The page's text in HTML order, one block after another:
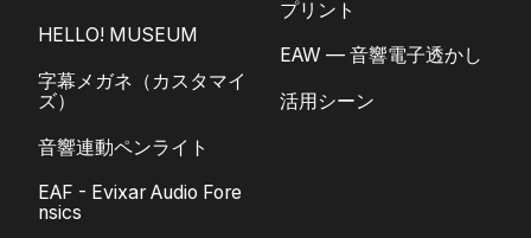
HELLO! MUSEUM
字幕メガネ（カスタマイ
ズ）
音響連動ペンライト
EAF - Evixar Audio Fore
nsics
プリント
EAW — 音響電子透かし
活用シーン